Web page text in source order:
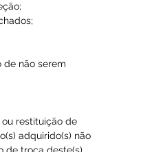
de não serem
restituição de
adquirido(s) não